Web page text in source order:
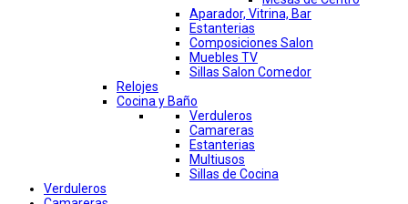
Aparador, Vitrina, Bar
Estanterias
Composiciones Salon
Muebles TV
Sillas Salon Comedor
Relojes
Cocina y Baño
Verduleros
Camareras
Estanterias
Multiusos
Sillas de Cocina
Verduleros